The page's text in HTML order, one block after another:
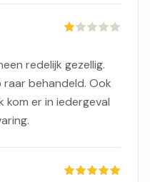
redelijk gezellig.
raar behandeld. Ook
kom er in iedergeval